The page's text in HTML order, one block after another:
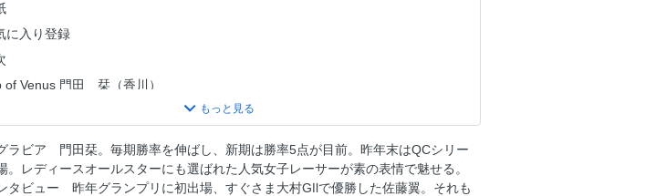
に入り登録
of Venus 門田 栞（香川）
別売上ランキング
ら選手に関するルールが変わる
ラビア 門田栞。毎期勝率を伸ばし、新期は勝率5点が目前。昨年末はQCシリー
。レディースオールスターにも選ばれた人気女子レーサーが素の表情で魅せる。
タビュー 昨年グランプリに初出場、すぐさま大村GⅡで優勝した佐藤翼。それも